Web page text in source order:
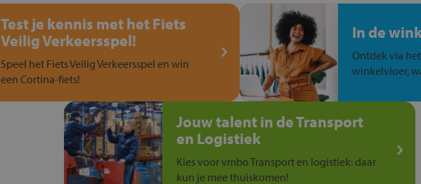
Test je kennis met het Fiets
Veilig Verkeersspel!
Speel het Fiets Veilig Verkeersspel en win
een Cortina-fiets!
In de
Ontdek via
winkelvloer,
Jouw talent in de Transport
en Logistiek
Kies voor vmbo Transport en logistiek: daar
kun je mee thuiskomen!